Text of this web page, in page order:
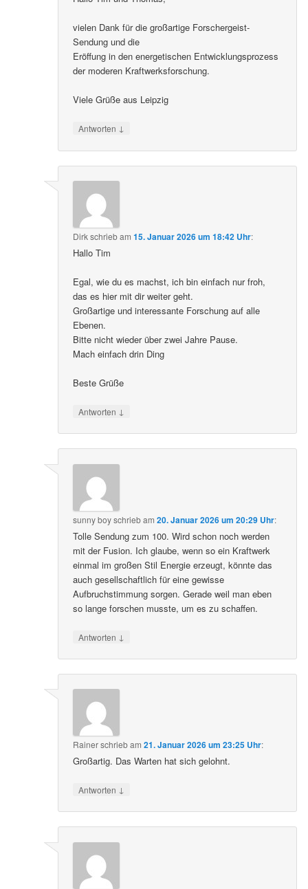
vielen Dank für die großartige Forschergeist-
Sendung und die
Eröffung in den energetischen Entwicklungsprozess
der moderen Kraftwerksforschung.
Viele Grüße aus Leipzig
Antworten ↓
Dirkschriebam15. Januar 2026 um 18:42 Uhr:
Hallo Tim
Egal, wie du es machst, ich bin einfach nur froh,
das es hier mit dir weiter geht.
Großartige und interessante Forschung auf alle
Ebenen.
Bitte nicht wieder über zwei Jahre Pause.
Mach einfach drin Ding
Beste Grüße
Antworten ↓
sunny boyschriebam20. Januar 2026 um 20:29 Uhr:
Tolle Sendung zum 100. Wird schon noch werden
mit der Fusion. Ich glaube, wenn so ein Kraftwerk
einmal im großen Stil Energie erzeugt, könnte das
auch gesellschaftlich für eine gewisse
Aufbruchstimmung sorgen. Gerade weil man eben
so lange forschen musste, um es zu schaffen.
Antworten ↓
Rainerschriebam21. Januar 2026 um 23:25 Uhr:
Großartig. Das Warten hat sich gelohnt.
Antworten ↓